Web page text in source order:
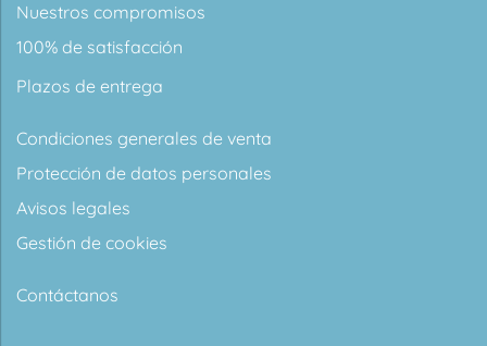
Nuestros compromisos
100% de satisfacción
Plazos de entrega
Condiciones generales de venta
Protección de datos personales
Avisos legales
Gestión de cookies
Contáctanos